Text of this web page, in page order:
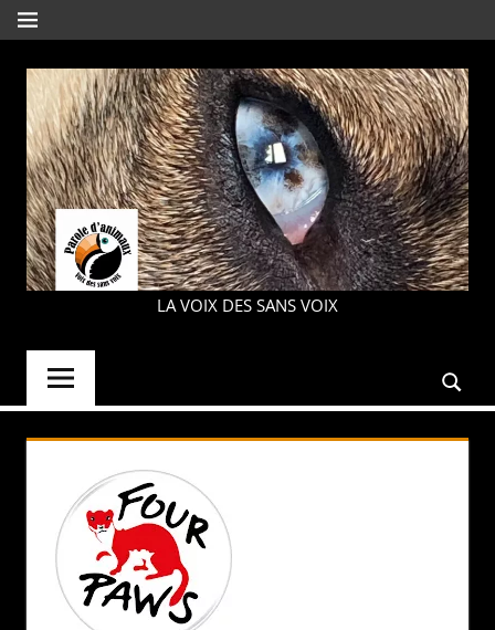
Aller
au
contenu
MENU
PAROLE
LA VOIX DES SANS VOIX